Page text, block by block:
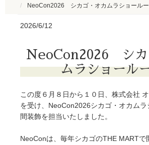
NeoCon2026 シカゴ・オカムラショール
2026/6/12
NeoCon2026 シカ
ムラショール
この度６月８日から１０日、株式会社
を受け、NeoCon2026シカゴ・オカム
間装飾を担当いたしました。
NeoConは、毎年シカゴのTHE MARTで